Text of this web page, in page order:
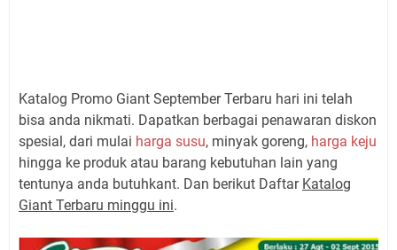
Katalog Promo Giant September Terbaru hari ini telah
bisa anda nikmati. Dapatkan berbagai penawaran diskon
spesial, dari mulai harga susu, minyak goreng, harga keju
hingga ke produk atau barang kebutuhan lain yang
tentunya anda butuhkant. Dan berikut Daftar Katalog
Giant Terbaru minggu ini.